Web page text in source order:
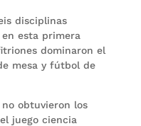
disciplinas
esta primera
dominaron el
mesa y fútbol de
obtuvieron los
juego ciencia